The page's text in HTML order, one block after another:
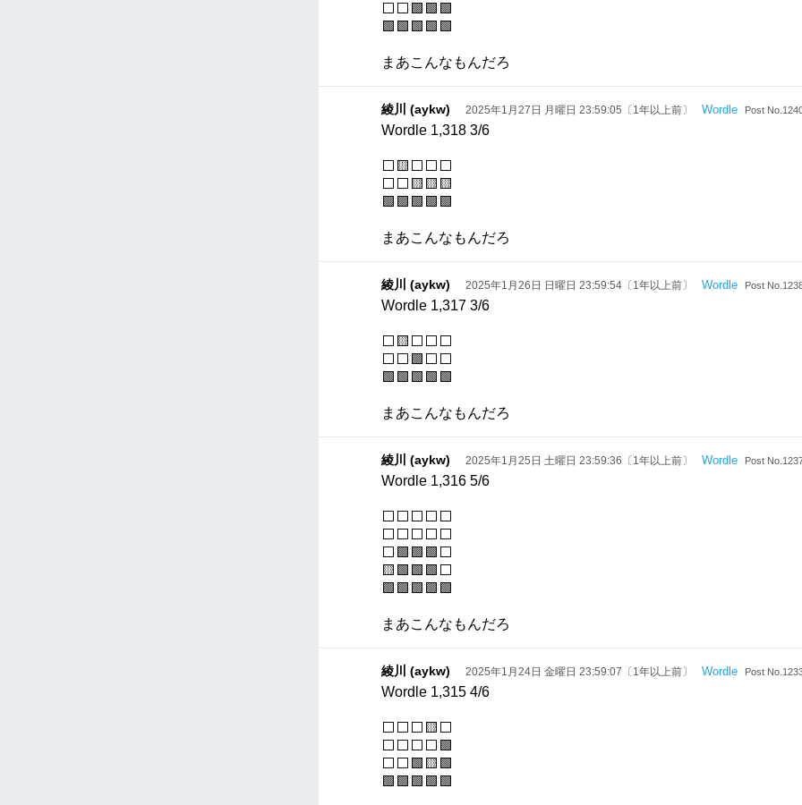
⬜⬜🟩🟩🟩
🟩🟩🟩🟩🟩
まあこんなもんだろ
綾川 (aykw) 2025年1月27日 月曜日 23:59:05〔1年以上前〕 Wordle Post
Wordle 1,318 3/6
⬜🟨⬜⬜⬜
⬜⬜🟨🟨🟨
🟩🟩🟩🟩🟩
まあこんなもんだろ
綾川 (aykw) 2025年1月26日 日曜日 23:59:54〔1年以上前〕 Wordle Post
Wordle 1,317 3/6
⬜🟨⬜⬜⬜
⬜⬜🟩⬜⬜
🟩🟩🟩🟩🟩
まあこんなもんだろ
綾川 (aykw) 2025年1月25日 土曜日 23:59:36〔1年以上前〕 Wordle Post
Wordle 1,316 5/6
⬜⬜⬜⬜⬜
⬜⬜⬜⬜⬜
⬜🟩🟩🟩⬜
🟨🟩🟩🟩⬜
🟩🟩🟩🟩🟩
まあこんなもんだろ
綾川 (aykw) 2025年1月24日 金曜日 23:59:07〔1年以上前〕 Wordle Post
Wordle 1,315 4/6
⬜⬜⬜🟨⬜
⬜⬜⬜⬜🟩
⬜⬜🟩🟨🟩
🟩🟩🟩🟩🟩